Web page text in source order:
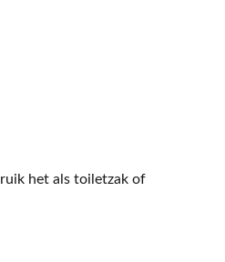
het als toiletzak of